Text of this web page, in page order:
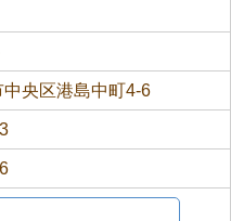
央区港島中町4-6